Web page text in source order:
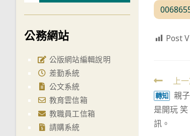
Post
Read
more
上
轉知
親
是開玩
訊。
公務網站
公版網站編輯說明
差勤系統
公文系統
教育雲信箱
教職員工信箱
請購系統